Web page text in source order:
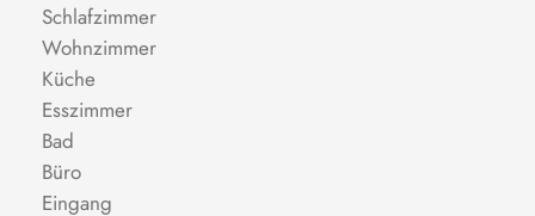
Schlafzimmer
Wohnzimmer
Küche
Esszimmer
Bad
Büro
Eingang